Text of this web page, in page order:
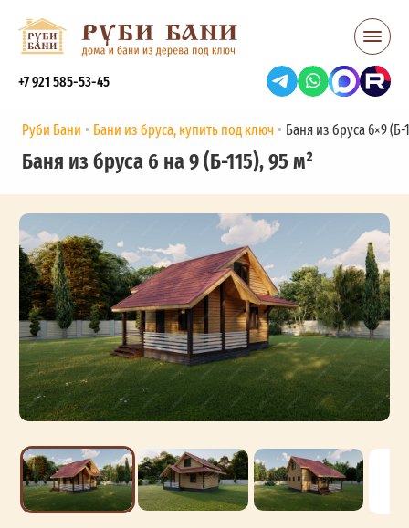
+7 921 585-53-45
Руби Бани Бани из бруса, купить под ключ Баня из бруса 6×9 (Б-
Баня из бруса 6 на 9 (Б-115), 95 м²